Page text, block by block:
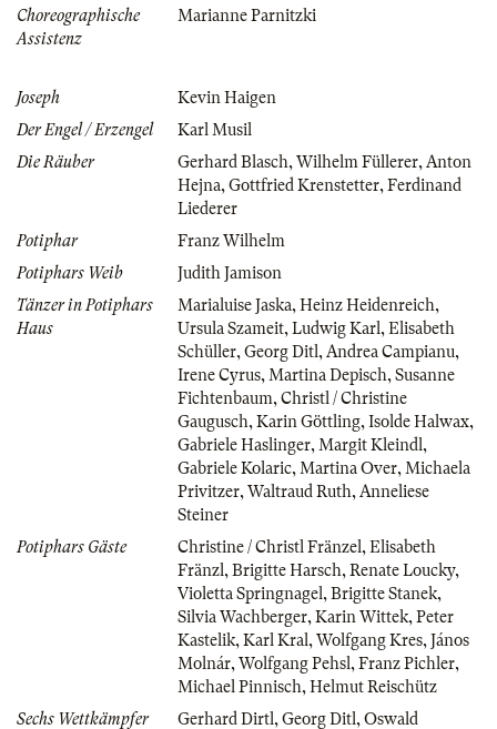
Choreographische
Assistenz
Marianne Parnitzki
Joseph
Kevin Haigen
Der Engel / Erzengel
Karl Musil
Die Räuber
Gerhard Blasch, Wilhelm Füllerer, Anton
Hejna, Gottfried Krenstetter, Ferdinand
Liederer
Potiphar
Franz Wilhelm
Potiphars Weib
Judith Jamison
Tänzer in Potiphars
Haus
Marialuise Jaska, Heinz Heidenreich,
Ursula Szameit, Ludwig Karl , Elisabeth
Schüller, Georg Ditl , Andrea Campianu,
Irene Cyrus, Martina Depisch, Susanne
Fichtenbaum, Christl / Christine
Gaugusch, Karin Göttling, Isolde Halwax,
Gabriele Haslinger, Margit Kleindl ,
Gabriele Kolaric, Martina Over, Michaela
Privitzer, Waltraud Ruth, Anneliese
Steiner
Potiphars Gäste
Christine / Christl Fränzel , Elisabeth
Fränzl , Brigitte Harsch, Renate Loucky,
Violetta Springnagel , Brigitte Stanek,
Silvia Wachberger, Karin Wittek, Peter
Kastelik, Karl Kral , Wolfgang Kres, János
Molnár, Wolfgang Pehsl , Franz Pichler,
Michael Pinnisch, Helmut Reischütz
Sechs Wettkämpfer
Gerhard Dirtl , Georg Ditl , Oswald